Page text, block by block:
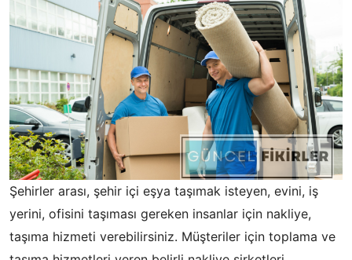
Şehirler arası, şehir içi eşya taşımak isteyen, evini, iş
yerini, ofisini taşıması gereken insanlar için nakliye,
taşıma hizmeti verebilirsiniz. Müşteriler için toplama ve